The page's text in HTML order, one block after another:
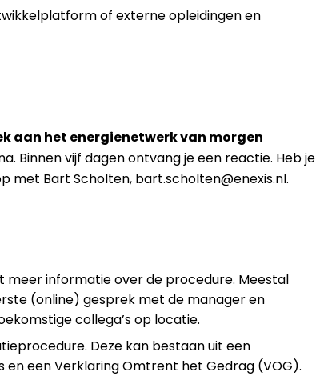
of externe opleidingen en
aan het energienetwerk van morgen
Binnen vijf dagen ontvang je een reactie. Heb je
met Bart Scholten, bart.scholten@enexis.nl.
meer informatie over de procedure. Meestal
(online) gesprek met de manager en
collega’s op locatie.
Deze kan bestaan uit een
een Verklaring Omtrent het Gedrag (VOG).